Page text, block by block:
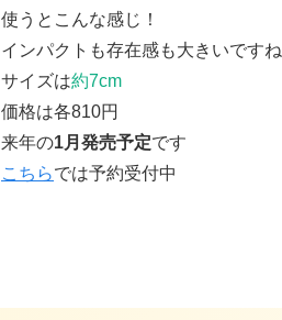
使うとこんな感じ！
インパクトも存在感も大きいです
サイズは約7cm
価格は各810円
来年の1月発売予定です
こちらでは予約受付中